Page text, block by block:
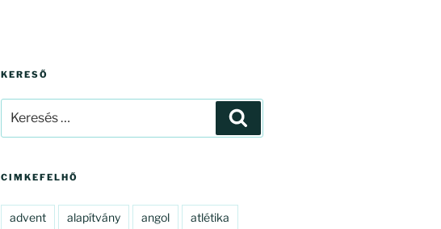
KERESŐ
következő
CIMKEFELHŐ
advent alapítvány angol atlétika